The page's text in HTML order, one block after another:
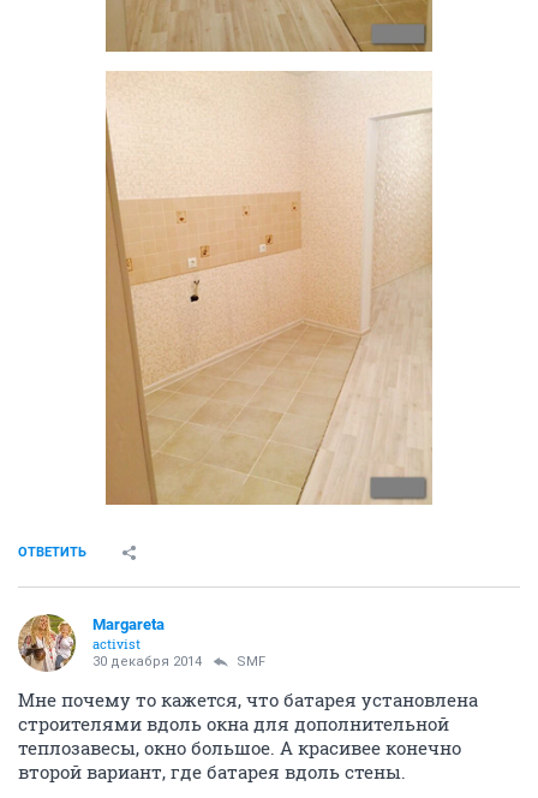
ОТВЕТИТЬ
Margareta
activist
30 декабря 2014 SMF
Мне почему то кажется, что батарея установлена
строителями вдоль окна для дополнительной
теплозавесы, окно большое. А красивее конечно
второй вариант, где батарея вдоль стены.